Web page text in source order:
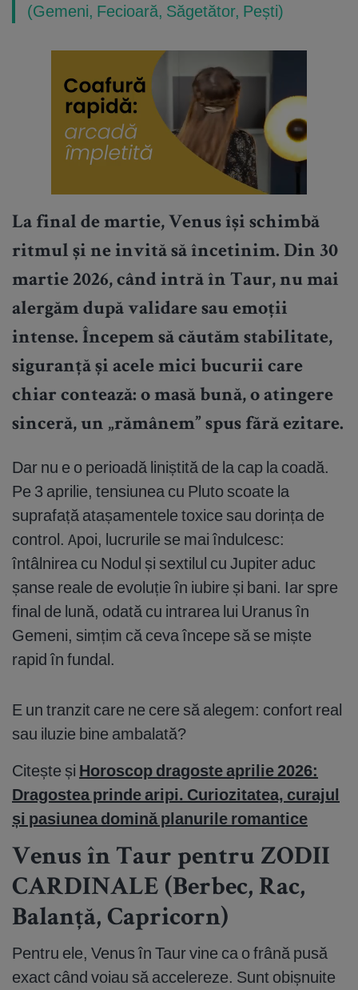
(Gemeni, Fecioară, Săgetător, Pești)
La final de martie, Venus își schimbă
ritmul și ne invită să încetinim. Din 30
martie 2026, când intră în Taur, nu mai
alergăm după validare sau emoții
intense. Începem să căutăm stabilitate,
siguranță și acele mici bucurii care
chiar contează: o masă bună, o atingere
sinceră, un „rămânem” spus fără ezitare.
Dar nu e o perioadă liniștită de la cap la coadă.
Pe 3 aprilie, tensiunea cu Pluto scoate la
suprafață atașamentele toxice sau dorința de
control. Apoi, lucrurile se mai îndulcesc:
întâlnirea cu Nodul și sextilul cu Jupiter aduc
șanse reale de evoluție în iubire și bani. Iar spre
final de lună, odată cu intrarea lui Uranus în
Gemeni, simțim că ceva începe să se miște
rapid în fundal.
E un tranzit care ne cere să alegem: confort real
sau iluzie bine ambalată?
Citește și Horoscop dragoste aprilie 2026:
Dragostea prinde aripi. Curiozitatea, curajul
și pasiunea domină planurile romantice
Venus în Taur pentru ZODII
CARDINALE (Berbec, Rac,
Balanță, Capricorn)
Pentru ele, Venus în Taur vine ca o frână pusă
exact când voiau să accelereze. Sunt obișnuite